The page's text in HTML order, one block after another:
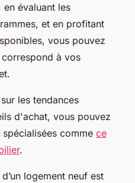
évaluant les
et en profitant
vous pouvez
à vos
les tendances
d'achat, vous pouvez
comme ce
.
logement neuf est